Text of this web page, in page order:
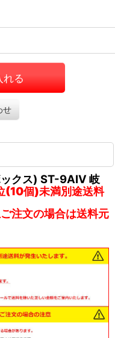
れる
せ
クス) ST-9AIV 岐
(10個)未満別途送料
注文の場合は送料元